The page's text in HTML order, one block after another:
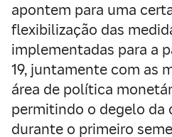
apontem para uma
flexibilização das
implementadas para a
19, juntamente com as
área de política
permitindo o degelo da
durante o primeiro